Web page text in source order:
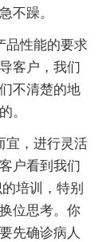
不躁。
品性能的要求
客户，我们
不清楚的地
。
宜，进行灵活
户看到我们
培训，特别
位思考。你
先确诊病人